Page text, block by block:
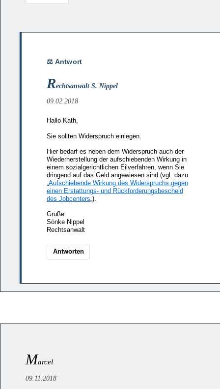
Rechtsanwalt S. Nippel
09.02.2018
Hallo Kath,
Sie sollten Widerspruch einlegen.
Hier bedarf es neben dem Widerspruch auch der
Wiederherstellung der aufschiebenden Wirkung in
einem sozialgerichtlichen Eilverfahren, wenn Sie
dringend auf das Geld angewiesen sind (vgl. dazu
„Aufschiebende Wirkung des Widerspruchs gegen
einen Erstattungs- und Rückforderungsbescheid
des Jobcenters„).
Grüße
Sönke Nippel
Rechtsanwalt
Antworten
Marcel
09.11.2018